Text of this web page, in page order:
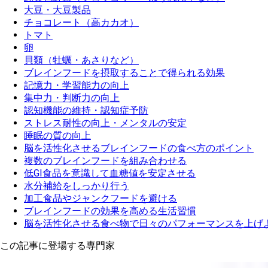
大豆・大豆製品
チョコレート（高カカオ）
トマト
卵
貝類（牡蠣・あさりなど）
ブレインフードを摂取することで得られる効果
記憶力・学習能力の向上
集中力・判断力の向上
認知機能の維持・認知症予防
ストレス耐性の向上・メンタルの安定
睡眠の質の向上
脳を活性化させるブレインフードの食べ方のポイント
複数のブレインフードを組み合わせる
低GI食品を意識して血糖値を安定させる
水分補給をしっかり行う
加工食品やジャンクフードを避ける
ブレインフードの効果を高める生活習慣
脳を活性化させる食べ物で日々のパフォーマンスを上げ
この記事に登場する専門家